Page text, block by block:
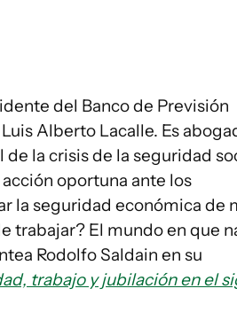
del Banco de Previsión
Alberto Lacalle. Es
la crisis de la seguridad
oportuna ante los
la seguridad económica de
trabajar? El mundo en que
Rodolfo Saldain en su
trabajo y jubilación en el